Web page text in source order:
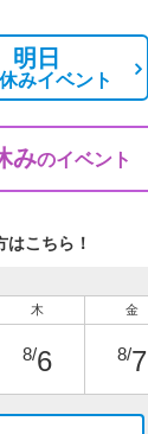
明日
みイベント
みのイベント
こちら！
木
8/6
金
8/7